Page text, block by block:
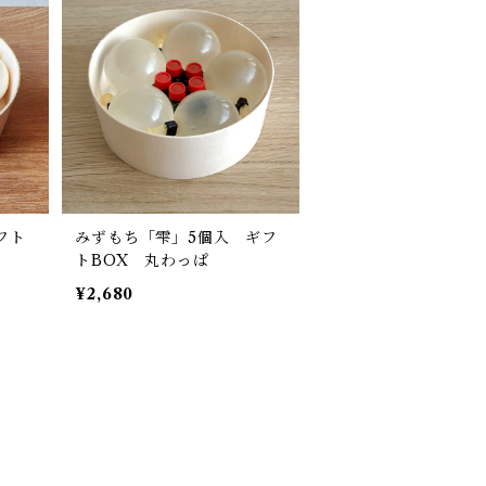
ト
みずもち「雫」5個入 ギフ
トBOX 丸わっぱ
¥2,680